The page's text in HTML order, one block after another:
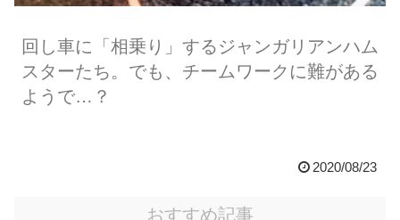
回し車に「相乗り」するジャンガリアンハム
スターたち。でも、チームワークに難がある
ようで…？
2020/08/23
おすすめ記事